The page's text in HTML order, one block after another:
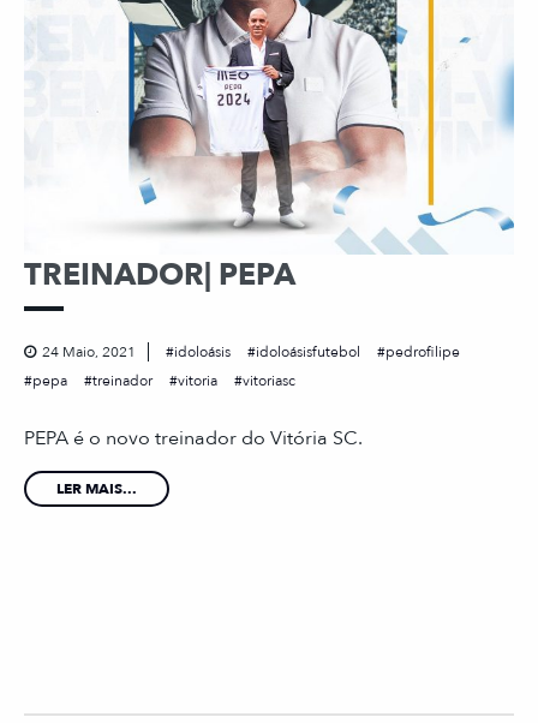
TREINADOR| PEPA
24 Maio, 2021 idoloásis idoloásisfutebol
pedrofilipe
pepa
treinador vitoria vitoriasc
PEPA é o novo treinador do Vitória SC.
LER MAIS...